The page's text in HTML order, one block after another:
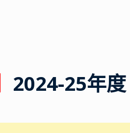
2024-25年度